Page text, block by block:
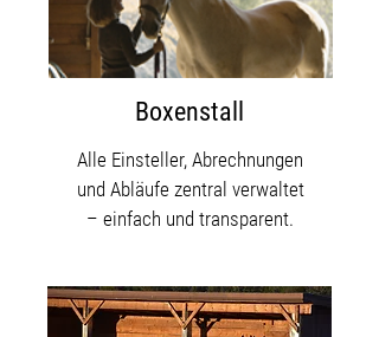
Boxenstall
Alle Einsteller, Abrechnungen
und Abläufe zentral verwaltet
– einfach und transparent.